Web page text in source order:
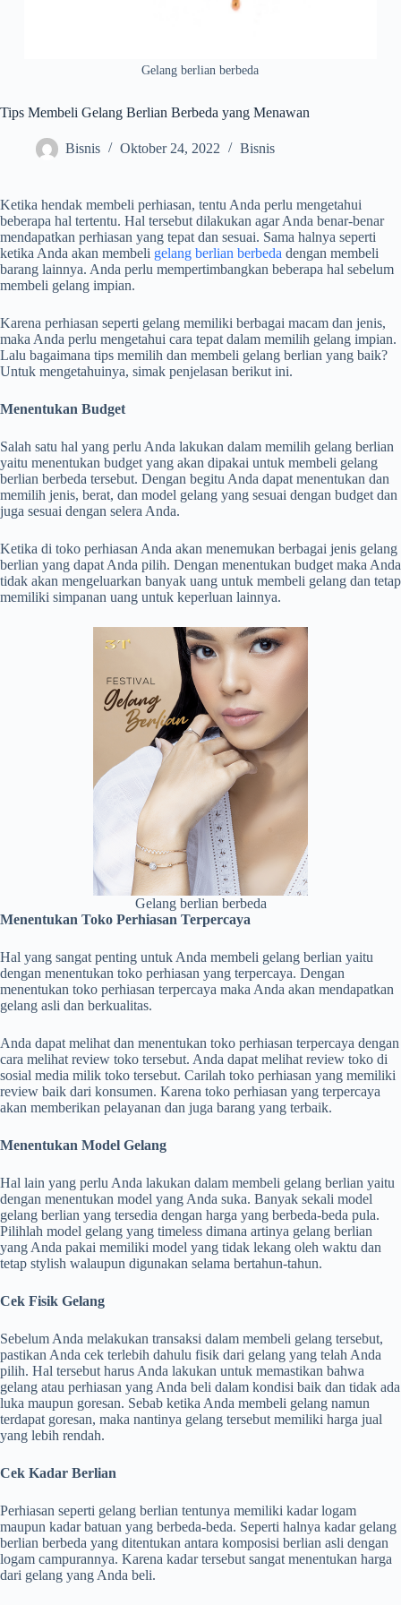
Gelang berlian berbeda
Tips Membeli Gelang Berlian Berbeda yang Menawan
Bisnis Oktober 24, 2022 Bisnis
Ketika hendak membeli perhiasan, tentu Anda perlu mengetahui
beberapa hal tertentu. Hal tersebut dilakukan agar Anda benar-benar
mendapatkan perhiasan yang tepat dan sesuai. Sama halnya seperti
ketika Anda akan membeli gelang berlian berbeda dengan membeli
barang lainnya. Anda perlu mempertimbangkan beberapa hal sebelum
membeli gelang impian.
Karena perhiasan seperti gelang memiliki berbagai macam dan jenis,
maka Anda perlu mengetahui cara tepat dalam memilih gelang impian.
Lalu bagaimana tips memilih dan membeli gelang berlian yang baik?
Untuk mengetahuinya, simak penjelasan berikut ini.
Menentukan Budget
Salah satu hal yang perlu Anda lakukan dalam memilih gelang berlian
yaitu menentukan budget yang akan dipakai untuk membeli gelang
berlian berbeda tersebut. Dengan begitu Anda dapat menentukan dan
memilih jenis, berat, dan model gelang yang sesuai dengan budget dan
juga sesuai dengan selera Anda.
Ketika di toko perhiasan Anda akan menemukan berbagai jenis gelang
berlian yang dapat Anda pilih. Dengan menentukan budget maka Anda
tidak akan mengeluarkan banyak uang untuk membeli gelang dan tetap
memiliki simpanan uang untuk keperluan lainnya.
Gelang berlian berbeda
Menentukan Toko Perhiasan Terpercaya
Hal yang sangat penting untuk Anda membeli gelang berlian yaitu
dengan menentukan toko perhiasan yang terpercaya. Dengan
menentukan toko perhiasan terpercaya maka Anda akan mendapatkan
gelang asli dan berkualitas.
Anda dapat melihat dan menentukan toko perhiasan terpercaya dengan
cara melihat review toko tersebut. Anda dapat melihat review toko di
sosial media milik toko tersebut. Carilah toko perhiasan yang memiliki
review baik dari konsumen. Karena toko perhiasan yang terpercaya
akan memberikan pelayanan dan juga barang yang terbaik.
Menentukan Model Gelang
Hal lain yang perlu Anda lakukan dalam membeli gelang berlian yaitu
dengan menentukan model yang Anda suka. Banyak sekali model
gelang berlian yang tersedia dengan harga yang berbeda-beda pula.
Pilihlah model gelang yang timeless dimana artinya gelang berlian
yang Anda pakai memiliki model yang tidak lekang oleh waktu dan
tetap stylish walaupun digunakan selama bertahun-tahun.
Cek Fisik Gelang
Sebelum Anda melakukan transaksi dalam membeli gelang tersebut,
pastikan Anda cek terlebih dahulu fisik dari gelang yang telah Anda
pilih. Hal tersebut harus Anda lakukan untuk memastikan bahwa
gelang atau perhiasan yang Anda beli dalam kondisi baik dan tidak ada
luka maupun goresan. Sebab ketika Anda membeli gelang namun
terdapat goresan, maka nantinya gelang tersebut memiliki harga jual
yang lebih rendah.
Cek Kadar Berlian
Perhiasan seperti gelang berlian tentunya memiliki kadar logam
maupun kadar batuan yang berbeda-beda. Seperti halnya kadar gelang
berlian berbeda yang ditentukan antara komposisi berlian asli dengan
logam campurannya. Karena kadar tersebut sangat menentukan harga
dari gelang yang Anda beli.